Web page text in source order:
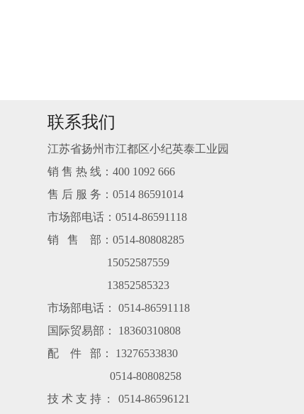
联系我们
江苏省扬州市江都区小纪英泰工业园
销 售 热 线：400 1092 666
售 后 服 务：0514 86591014
市场部电话：0514-86591118
销 售 部：0514-80808285
15052587559
13852585323
市场部电话： 0514-86591118
国际贸易部： 18360310808
配 件 部： 13276533830
0514-80808258
技 术 支 持 : 0514-86596121